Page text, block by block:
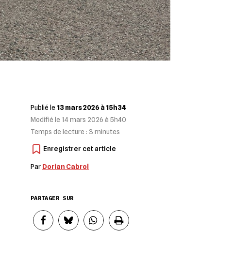
Publié le 13 mars 2026 à 15h34
Modifié le 14 mars 2026 à 5h40
Temps de lecture : 3 minutes
Par Dorian Cabrol
PARTAGER SUR